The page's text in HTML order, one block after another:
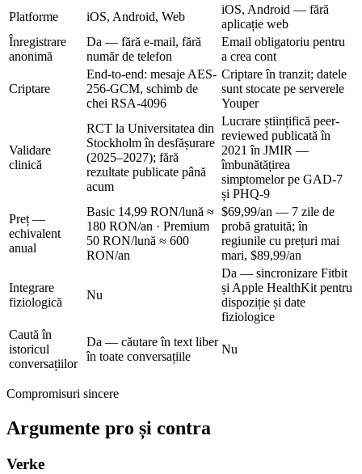
Platforme iOS, Android, Web
iOS, Android — fără
aplicație web
Înregistrare
anonimă
Da — fără e-mail, fără
număr de telefon
Email obligatoriu pentru
a crea cont
Criptare
End-to-end: mesaje AES-
256-GCM, schimb de
chei RSA-4096
Criptare în tranzit; datele
sunt stocate pe serverele
Youper
Validare
clinică
RCT la Universitatea din
Stockholm în desfășurare
(2025–2027); fără
rezultate publicate până
acum
Lucrare științifică peer-
reviewed publicată în
2021 în JMIR —
îmbunătățirea
simptomelor pe GAD-7
și PHQ-9
Preț —
echivalent
anual
Basic 14,99 RON/lună ≈
180 RON/an · Premium
50 RON/lună ≈ 600
RON/an
$69,99/an — 7 zile de
probă gratuită; în
regiunile cu prețuri mai
mari, $89,99/an
Integrare
fiziologică
Nu
Da — sincronizare Fitbit
și Apple HealthKit pentru
dispoziție și date
fiziologice
Caută în
istoricul
conversațiilor
Da — căutare în text liber
în toate conversațiile
Nu
Compromisuri sincere
Argumente pro și contra
Verke